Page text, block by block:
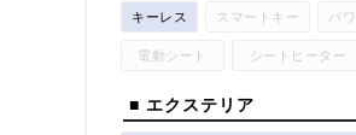
キーレス スマートキー パ
電動シート シートヒーター
■ エクステリア